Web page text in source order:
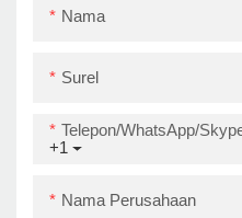
Nama
Surel
+1
Telepon/WhatsApp/
Nama Perusahaan